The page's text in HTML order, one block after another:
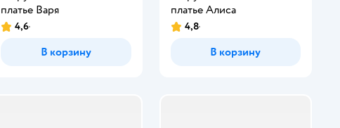
платье Варя
4,6
В корзину
платье Алиса
4,8
В корзину